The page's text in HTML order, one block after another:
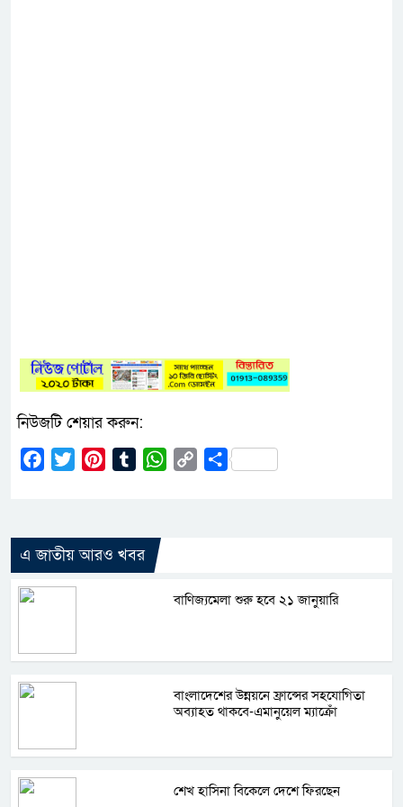
নিউজটি শেয়ার করুন:
Facebook
Twitter PinterestTumblrWhatsApp
CopyShare
এ জাতীয় আরও খবর
বাণিজ্যমেলা শুরু হবে ২১ জানুয়ারি
বাংলাদেশের উন্নয়নে ফ্রান্সের সহযোগিতা
অব্যাহত থাকবে-এমানুয়েল ম্যাক্রোঁ
শেখ হাসিনা বিকেলে দেশে ফিরছেন